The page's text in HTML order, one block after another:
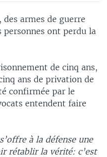
armes de guerre
ont perdu la
de cinq ans,
ans de privation de
confirmée par le
entendent faire
à la défense une
rétablir la vérité: c’est